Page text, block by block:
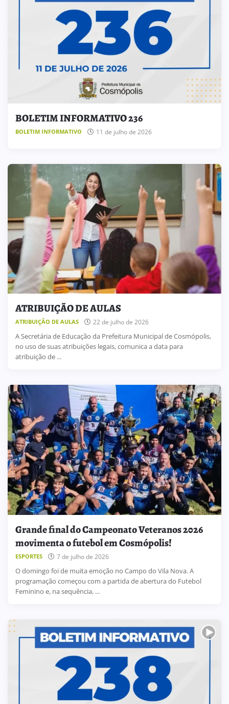
BOLETIM INFORMATIVO 236
BOLETIM INFORMATIVO 11 de julho de 2026
ATRIBUIÇÃO DE AULAS
ATRIBUIÇÃO DE AULAS 22 de julho de 2026
A Secretária de Educação da Prefeitura Municipal de Cosmópolis,
no uso de suas atribuições legais, comunica a data para
atribuição de ...
Grande final do Campeonato Veteranos 2026
movimenta o futebol em Cosmópolis!
ESPORTES 7 de julho de 2026
O domingo foi de muita emoção no Campo do Vila Nova. A
programação começou com a partida de abertura do Futebol
Feminino e, na sequência, ...